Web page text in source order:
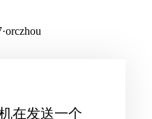
·orczhou
在发送一个